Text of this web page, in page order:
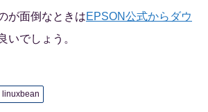
が面倒なときはEPSON公式からダウ
いでしょう。
linuxbean